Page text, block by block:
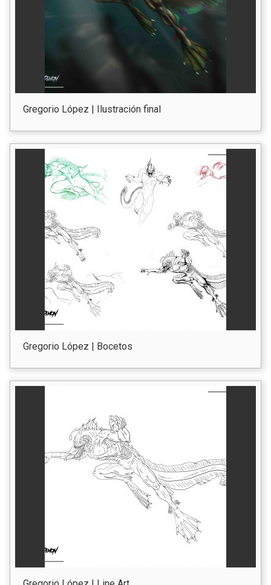
Gregorio López | Ilustración final
Gregorio López | Bocetos